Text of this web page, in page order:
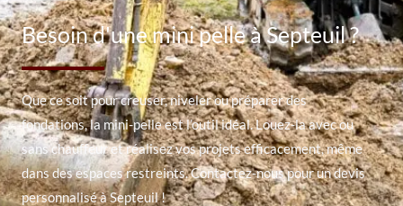
Besoin d'une mini pelle à Septeuil ?
Que ce soit pour creuser, niveler ou préparer des
fondations, la mini-pelle est l’outil idéal. Louez-la avec ou
sans chauffeur et réalisez vos projets efficacement, même
dans des espaces restreints. Contactez-nous pour un devis
personnalisé à Septeuil !